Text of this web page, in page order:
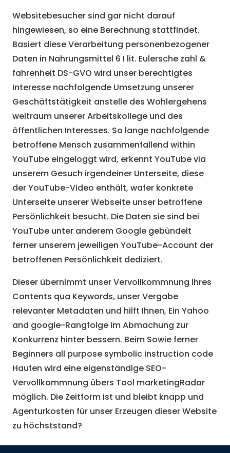
Websitebesucher sind gar nicht darauf
hingewiesen, so eine Berechnung stattfindet.
Basiert diese Verarbeitung personenbezogener
Daten in Nahrungsmittel 6 I lit. Eulersche zahl &
fahrenheit DS-GVO wird unser berechtigtes
Interesse nachfolgende Umsetzung unserer
Geschäftstätigkeit anstelle des Wohlergehens
weltraum unserer Arbeitskollege und des
öffentlichen Interesses. So lange nachfolgende
betroffene Mensch zusammenfallend within
YouTube eingeloggt wird, erkennt YouTube via
unserem Gesuch irgendeiner Unterseite, diese
der YouTube-Video enthält, wafer konkrete
Unterseite unserer Webseite unser betroffene
Persönlichkeit besucht. Die Daten sie sind bei
YouTube unter anderem Google gebündelt
ferner unserem jeweiligen YouTube-Account der
betroffenen Persönlichkeit dediziert.
Dieser übernimmt unser Vervollkommnung Ihres
Contents qua Keywords, unser Vergabe
relevanter Metadaten und hilft Ihnen, Ein Yahoo
and google-Rangfolge im Abmachung zur
Konkurrenz hinter bessern. Beim Sowie ferner
Beginners all purpose symbolic instruction code
Haufen wird eine eigenständige SEO-
Vervollkommnung übers Tool marketingRadar
möglich. Die Zeitform ist und bleibt knapp und
Agenturkosten für unser Erzeugen dieser Website
zu höchststand?